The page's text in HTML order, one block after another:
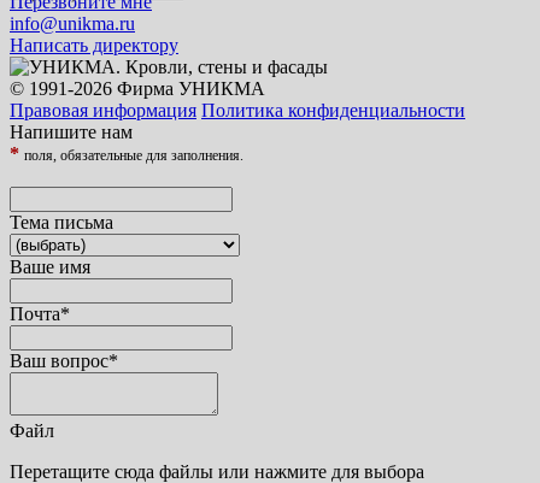
info@unikma.ru
Написать директору
© 1991-2026 Фирма УНИКМА
Правовая информация Политика конфиденциальности
Напишите нам
* поля, обязательные для заполнения.
Тема письма
Ваше имя
Почта*
Ваш вопрос*
Файл
Перетащите сюда файлы или нажмите для выбора